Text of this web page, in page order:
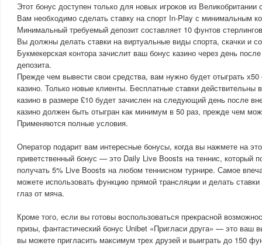
Этот бонус доступен только для новых игроков из Великобритании
Вам необходимо сделать ставку на спорт In-Play с минимальным
Минимальный требуемый депозит составляет 10 фунтов
Вы должны делать ставки на виртуальные виды спорта, скачки и
Букмекерская контора зачислит ваш бонус казино через день
депозита.
Прежде чем вывести свои средства, вам нужно будет отыграть
казино. Только новые клиенты. Бесплатные ставки действительны
казино в размере £10 будет зачислен на следующий день после
казино должен быть отыгран как минимум в 50 раз, прежде чем
Применяются полные условия.
Оператор подарит вам интересные бонусы, когда вы нажмете на
приветственный бонус — это Daily Live Boosts на теннис, который
получать 5% Live Boosts на любом теннисном турнире. Самое
можете использовать функцию прямой трансляции и делать
глаз от мяча.
Кроме того, если вы готовы воспользоваться прекрасной
призы, фантастический бонус Unibet «Пригласи друга» — это ваш
вы можете пригласить максимум трех друзей и выиграть до 150